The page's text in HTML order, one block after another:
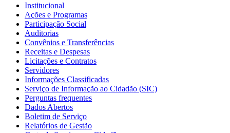
Institucional
Ações e Programas
Participação Social
Auditorias
Convênios e Transferências
Receitas e Despesas
Licitações e Contratos
Servidores
Informações Classificadas
Serviço de Informação ao Cidadão (SIC)
Perguntas frequentes
Dados Abertos
Boletim de Serviço
Relatórios de Gestão